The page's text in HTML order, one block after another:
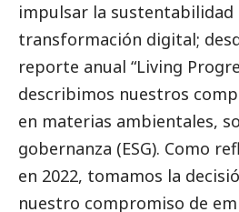
impulsar la sustentabilidad
transformación digital;
reporte anual “Living
describimos nuestros
en materias ambientales,
gobernanza (ESG). Como
en 2022, tomamos la
nuestro compromiso de